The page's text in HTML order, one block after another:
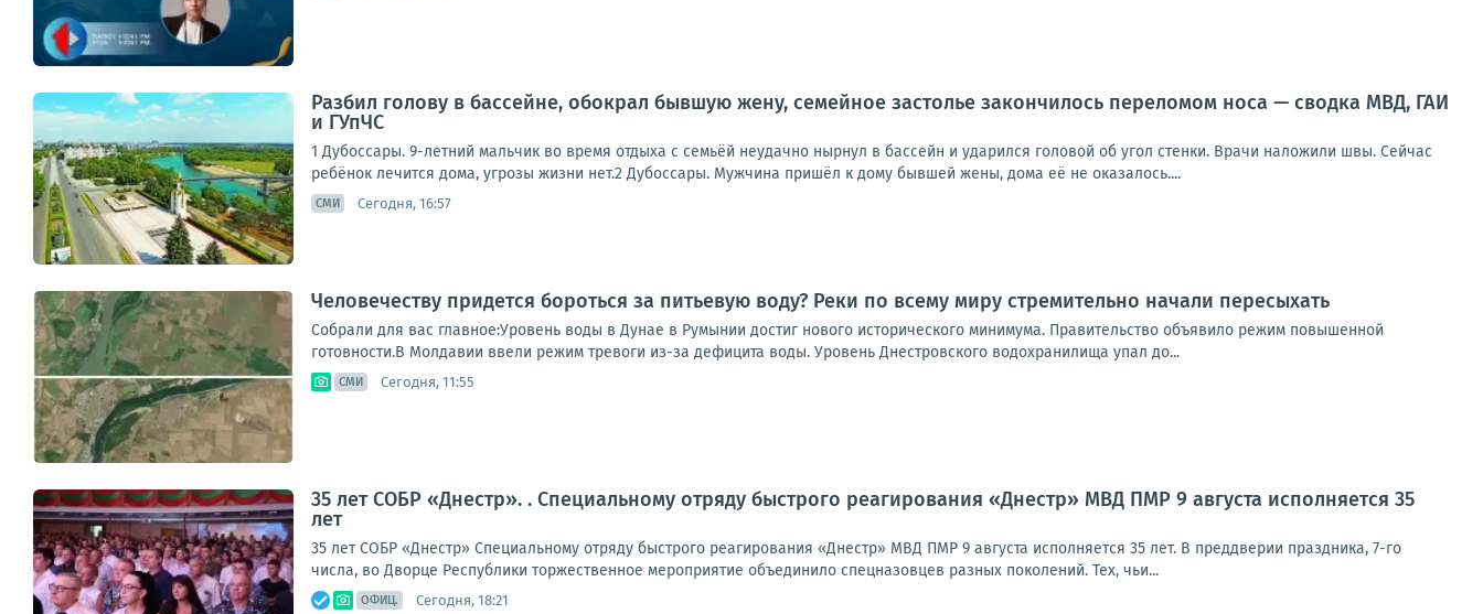
Разбил голову в бассейне, обокрал бывшую жену, семейное застолье закончилось переломом носа — сводка МВД, ГАИ
и ГУпЧС
1 Дубоссары. 9-летний мальчик во время отдыха с семьёй неудачно нырнул в бассейн и ударился головой об угол стенки. Врачи наложили швы. Сейчас
ребёнок лечится дома, угрозы жизни нет.2 Дубоссары. Мужчина пришёл к дому бывшей жены, дома её не оказалось....
СМИ Сегодня, 16:57
Человечеству придется бороться за питьевую воду? Реки по всему миру стремительно начали пересыхать
Собрали для вас главное:Уровень воды в Дунае в Румынии достиг нового исторического минимума. Правительство объявило режим повышенной
готовности.В Молдавии ввели режим тревоги из-за дефицита воды. Уровень Днестровского водохранилища упал до...
СМИ Сегодня, 11:55
35 лет СОБР «Днестр». . Специальному отряду быстрого реагирования «Днестр» МВД ПМР 9 августа исполняется 35
лет
35 лет СОБР «Днестр» Специальному отряду быстрого реагирования «Днестр» МВД ПМР 9 августа исполняется 35 лет. В преддверии праздника, 7-го
числа, во Дворце Республики торжественное мероприятие объединило спецназовцев разных поколений. Тех, чьи...
ОФИЦ. Сегодня, 18:21